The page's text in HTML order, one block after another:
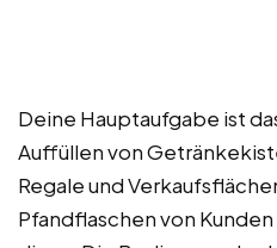
Deine Hauptaufgabe ist
Auffüllen von
Regale und
Pfandflaschen von